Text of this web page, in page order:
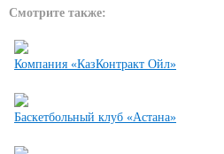
Смотрите также:
Компания «КазКонтракт Ойл»
Баскетбольный клуб «Астана»